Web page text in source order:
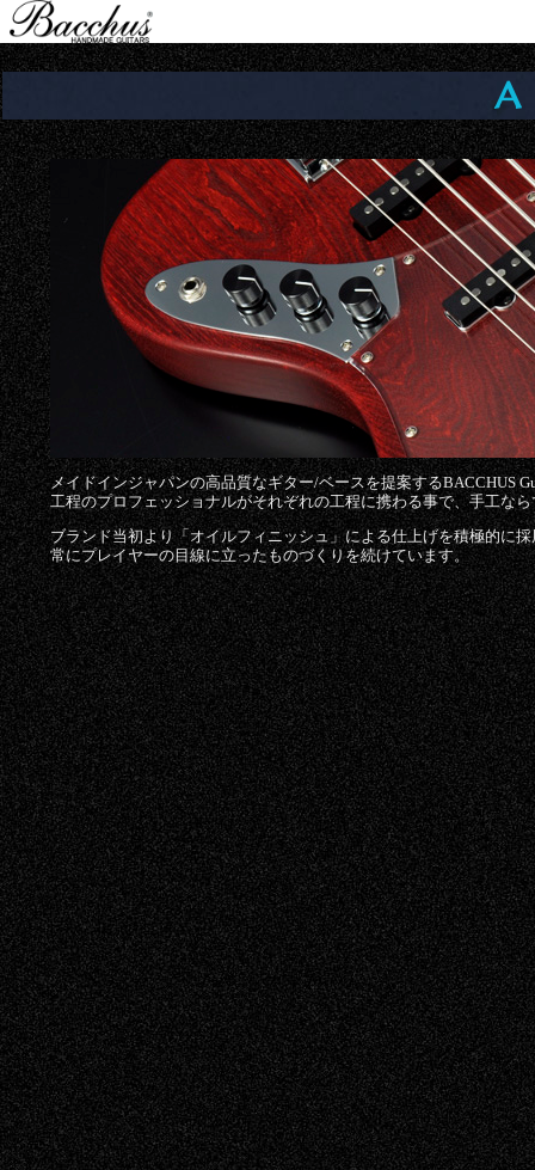
Jump to navigation
メイドインジャパンの高品質なギター/ベースを提案するBACCHUS
工程のプロフェッショナルがそれぞれの工程に携わる事で、手工な
ブランド当初より「オイルフィニッシュ」による仕上げを積極的に
常にプレイヤーの目線に立ったものづくりを続けています。